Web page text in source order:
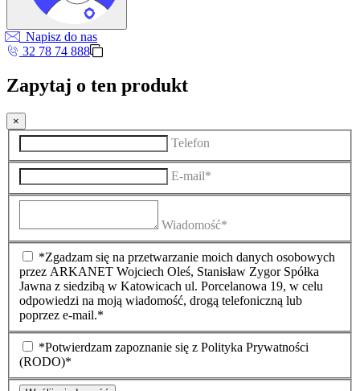
Napisz do nas
32 78 74 888
Zapytaj o ten produkt
×
Telefon
E-mail*
Wiadomość*
*Zgadzam się na przetwarzanie moich danych osobowych
przez ARKANET Wojciech Oleś, Stanisław Zygor Spółka
Jawna z siedzibą w Katowicach ul. Porcelanowa 19, w celu
odpowiedzi na moją wiadomość, drogą telefoniczną lub
poprzez e-mail.*
*Potwierdzam zapoznanie się z Polityka Prywatności
(RODO)*